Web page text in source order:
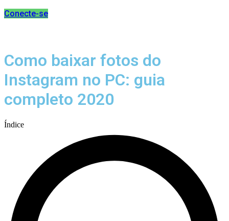
Conecte-se
Como baixar fotos do
Instagram no PC: guia
completo 2020
Índice